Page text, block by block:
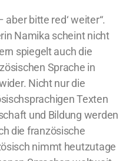
aber bitte red‘ weiter“.
Namika scheint nicht
spiegelt auch die
Sprache in
Nicht nur die
Texten
und Bildung werden
die französische
nimmt heutzutage